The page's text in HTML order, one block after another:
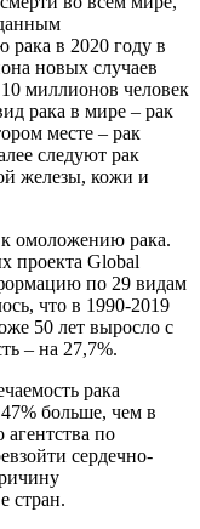
рака в 2020 году в
новых случаев
миллионов человек
рака в мире – рак
месте – рак
следуют рак
железы, кожи и
омоложению рака.
проекта Global
по 29 видам
что в 1990-2019
50 лет выросло с
– на 27,7%.
рака
больше, чем в
по
сердечно-
стран.